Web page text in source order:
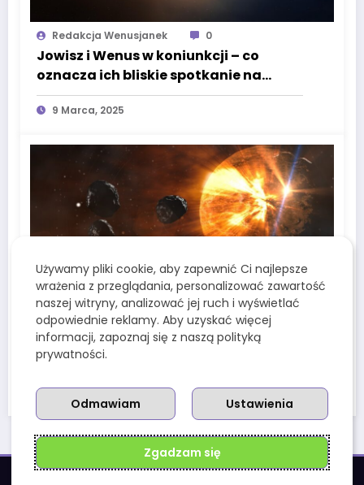
Redakcja Wenusjanek 0
Jowisz i Wenus w koniunkcji – co
oznacza ich bliskie spotkanie na
niebie?
9 Marca, 2025
Redakcja Wenusjanek 0
Księżyce Wenus – czy ta planeta
naprawdę ich nie ma?
Używamy pliki cookie, aby zapewnić Ci najlepsze
wrażenia z przeglądania, personalizować zawartość
naszej witryny, analizować jej ruch i wyświetlać
odpowiednie reklamy. Aby uzyskać więcej
informacji, zapoznaj się z naszą polityką
prywatności.
Zgadzam się
Ustawienia
Odmawiam